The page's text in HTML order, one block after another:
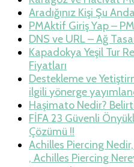
Aradığınız Kişi Şu
PMAktif Giriş Yap –
DNS ve URL – Ağ
Kapadokya Yeşil Tur
Fiyatları
Destekleme ve
ilgili yönerge
Haşimato Nedir?
FİFA 23 Güvenli
Çözümü !!
Achilles Piercing
, Achilles Piercing